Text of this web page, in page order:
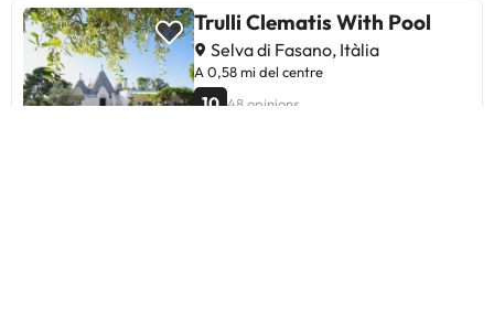
Trulli Clematis With Pool
Selva di Fasano, Itàlia
A 0,58 mi del centre
10 48 opinions